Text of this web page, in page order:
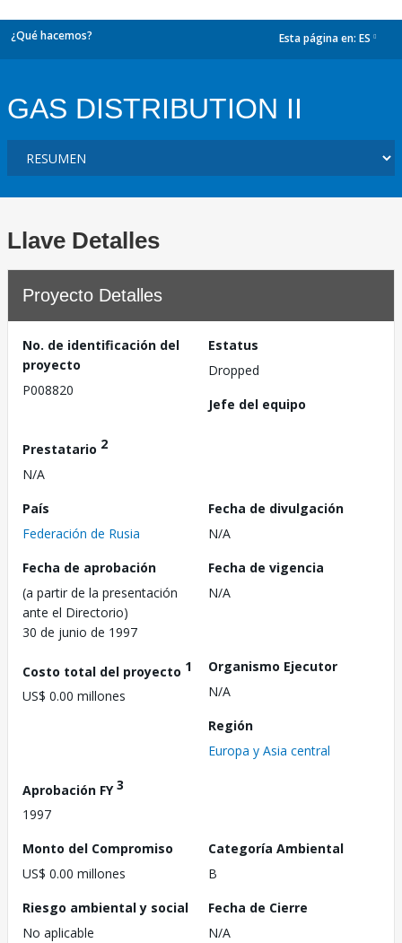
¿Qué hacemos? Esta página en: ES
GAS DISTRIBUTION II
Llave Detalles
Proyecto Detalles
No. de identificación del
proyecto
P008820
Estatus
Dropped
Jefe del equipo
Prestatario 2
N/A
País
Federación de Rusia
Fecha de divulgación
N/A
Fecha de aprobación
(a partir de la presentación
ante el Directorio)
30 de junio de 1997
Fecha de vigencia
N/A
Costo total del proyecto 1
US$ 0.00 millones
Organismo Ejecutor
N/A
Región
Europa y Asia central
Aprobación FY3
1997
Monto del Compromiso
US$ 0.00 millones
Categoría Ambiental
B
Riesgo ambiental y social
No aplicable
Fecha de Cierre
N/A